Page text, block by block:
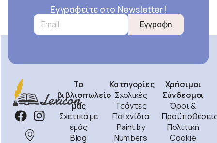
Εγγραφείτε στο Newsletter!
Εγγραφή
Το
βιβλιοπωλείο
μας
Σχετικά με
εμάς
Blog
Κατηγορίες
Σχολικές
Τσάντες
Παιχνίδια
Paint by
Numbers
Χρήσιμοι
Σύνδεσμοι
Όροι &
Πολιτική
Cookie